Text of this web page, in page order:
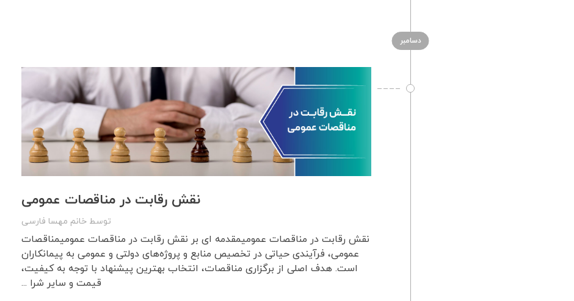
دسامبر
نقش رقابت در مناقصات عمومی
توسط خانم مهسا فارسی
نقش رقابت در مناقصات عمومیمقدمه ای بر نقش رقابت در مناقصات عمومیمناقصات
عمومی، فرآیندی حیاتی در تخصیص منابع و پروژه‌های دولتی و عمومی به پیمانکاران
است. هدف اصلی از برگزاری مناقصات، انتخاب بهترین پیشنهاد با توجه به کیفیت،
قیمت و سایر شرا ...